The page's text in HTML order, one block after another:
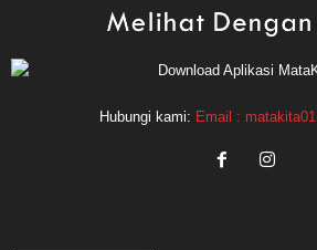
Hubungi kami: Email :